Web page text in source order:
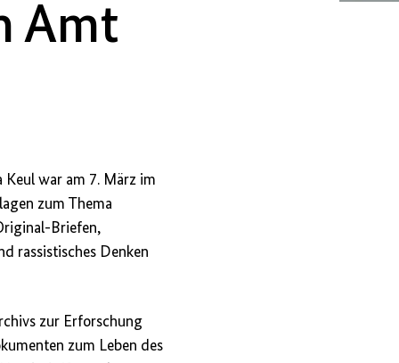
Amt
war am 7. März im
zum Thema
Briefen,
rassistisches Denken
zur Erforschung
zum Leben des